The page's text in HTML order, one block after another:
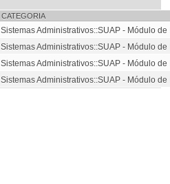
CATEGORIA
Sistemas Administrativos::SUAP - Módulo de
Sistemas Administrativos::SUAP - Módulo de
Sistemas Administrativos::SUAP - Módulo de
Sistemas Administrativos::SUAP - Módulo de